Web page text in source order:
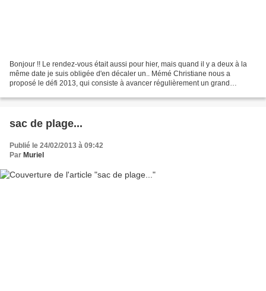
Bonjour !! Le rendez-vous était aussi pour hier, mais quand il y a deux à la
même date je suis obligée d'en décaler un.. Mémé Christiane nous a
proposé le défi 2013, qui consiste à avancer régulièrement un grand
sac de plage...
Publié le 24/02/2013 à 09:42
Par Muriel